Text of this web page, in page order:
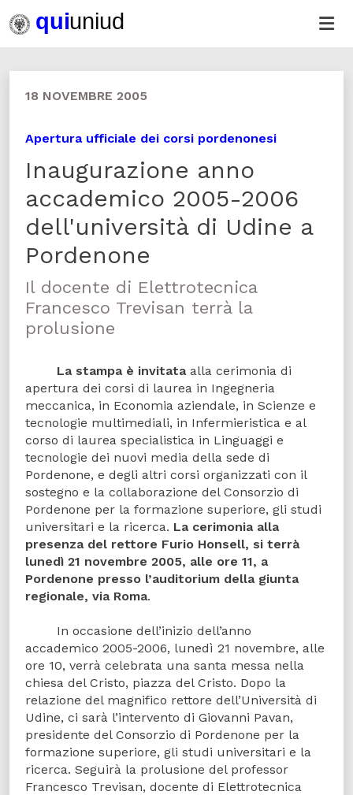
18 NOVEMBRE 2005
Apertura ufficiale dei corsi pordenonesi
Inaugurazione anno
accademico 2005-2006
dell'università di Udine a
Pordenone
Il docente di Elettrotecnica
Francesco Trevisan terrà la
prolusione
La stampa è invitataalla cerimonia di
apertura dei corsi di laurea in Ingegneria
meccanica, in Economia aziendale, in Scienze e
tecnologie multimediali, in Infermieristica e al
corso di laurea specialistica in Linguaggi e
tecnologie dei nuovi media della sede di
Pordenone, e degli altri corsi organizzati con il
sostegno e la collaborazione del Consorzio di
Pordenone per la formazione superiore, gli studi
universitari e la ricerca. La cerimonia alla
presenza del rettore Furio Honsell, si terrà
lunedì 21 novembre 2005, alle ore 11, a
Pordenone presso l’auditorium della giunta
regionale, via Roma.
In occasione dell’inizio dell’anno
accademico 2005-2006, lunedì 21 novembre, alle
ore 10, verrà celebrata una santa messa nella
chiesa del Cristo, piazza del Cristo. Dopo la
relazione del magnifico rettore dell’Università di
Udine, ci sarà l’intervento di Giovanni Pavan,
presidente del Consorzio di Pordenone per la
formazione superiore, gli studi universitari e la
ricerca. Seguirà la prolusione del professor
Francesco Trevisan, docente di Elettrotecnica